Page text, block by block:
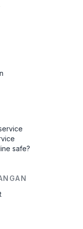
safe?